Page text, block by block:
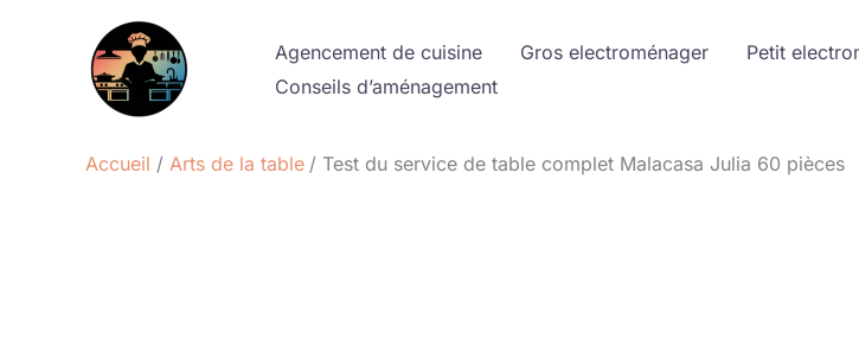
Agencement de cuisine Gros electroménager Petit
Conseils d’aménagement
Accueil Arts de la table Test du service de table complet Malacasa Julia 60 pièces